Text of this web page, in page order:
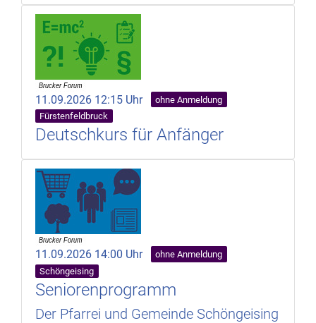
11.09.2026 12:15 Uhr
ohne Anmeldung
Fürstenfeldbruck
Deutschkurs für Anfänger
11.09.2026 14:00 Uhr
ohne Anmeldung
Schöngeising
Seniorenprogramm
Der Pfarrei und Gemeinde Schöngeising